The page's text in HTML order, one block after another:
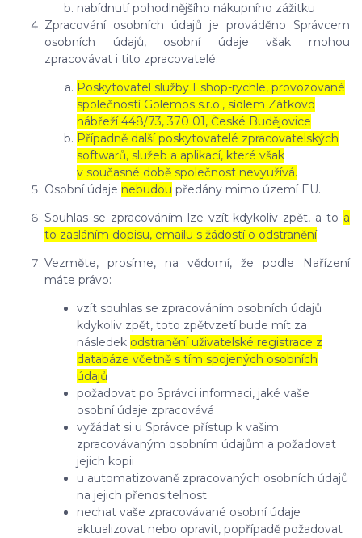
nabídnutí pohodlnějšího nákupního zážitku
Zpracování osobních údajů je prováděno Správcem
osobních údajů, osobní údaje však mohou
zpracovávat i tito zpracovatelé:
Poskytovatel služby Eshop-rychle, provozované
společností Golemos s.r.o., sídlem Zátkovo
nábřeží 448/73, 370 01, České Budějovice
Případně další poskytovatelé zpracovatelských
softwarů, služeb a aplikací, které však
v současné době společnost nevyužívá.
Osobní údaje nebudou předány mimo území EU.
Souhlas se zpracováním lze vzít kdykoliv zpět, a to a
to zasláním dopisu, emailu s žádostí o odstranění.
Vezměte, prosíme, na vědomí, že podle Nařízení
máte právo:
vzít souhlas se zpracováním osobních údajů
kdykoliv zpět, toto zpětvzetí bude mít za
následek odstranění uživatelské registrace z
databáze včetně s tím spojených osobních
údajů
požadovat po Správci informaci, jaké vaše
osobní údaje zpracovává
vyžádat si u Správce přístup k vašim
zpracovávaným osobním údajům a požadovat
jejich kopii
u automatizovaně zpracovaných osobních údajů
na jejich přenositelnost
nechat vaše zpracovávané osobní údaje
aktualizovat nebo opravit, popřípadě požadovat